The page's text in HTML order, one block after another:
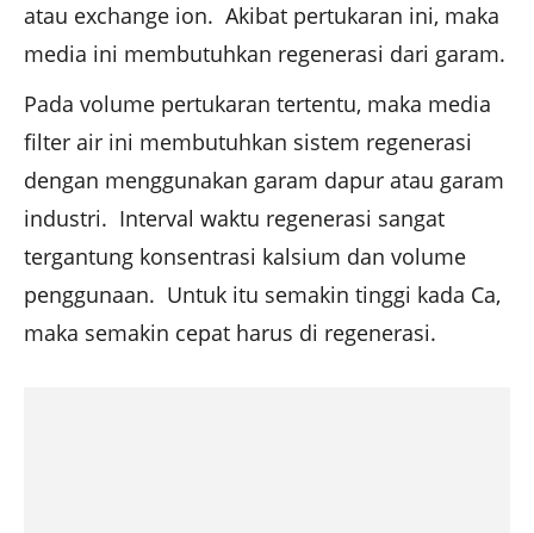
atau exchange ion. Akibat pertukaran ini, maka
media ini membutuhkan regenerasi dari garam.
Pada volume pertukaran tertentu, maka media
filter air ini membutuhkan sistem regenerasi
dengan menggunakan garam dapur atau garam
industri. Interval waktu regenerasi sangat
tergantung konsentrasi kalsium dan volume
penggunaan. Untuk itu semakin tinggi kada Ca,
maka semakin cepat harus di regenerasi.